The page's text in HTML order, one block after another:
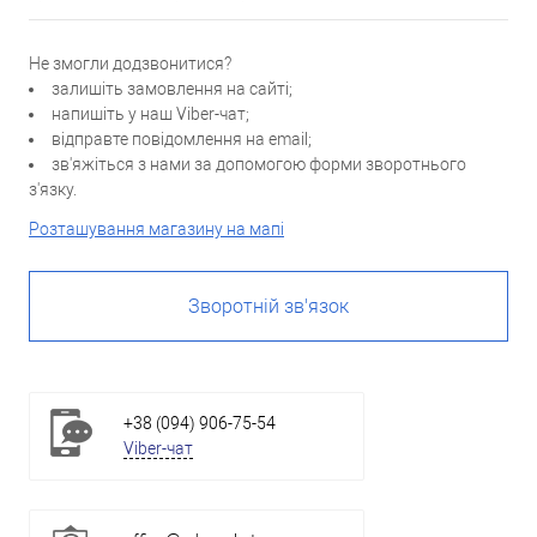
Не змогли додзвонитися?
залишіть замовлення на сайті;
напишіть у наш Viber-чат;
відправте повідомлення на email;
зв'яжіться з нами за допомогою форми зворотнього
з'язку.
Розташування магазину на мапі
Зворотній зв'язок
+38 (094) 906-75-54
Viber-чат